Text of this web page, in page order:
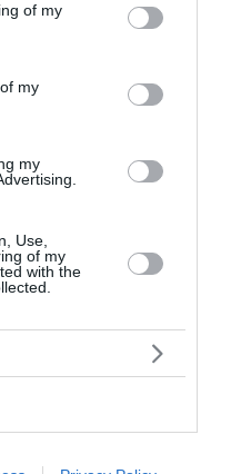
You may click to
its third-party tags to
in below Google
of my
my
my
Use,
of my
with the
και Αλεξίου
Νεανίδων, που